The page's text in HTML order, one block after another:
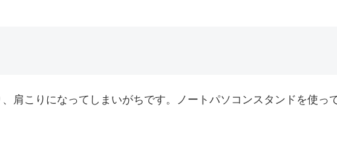
肩こりになってしまいがちです。ノートパソコンスタンドを使っ